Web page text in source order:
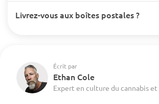
Livrez-vous aux boîtes postales ?
Écrit par
Ethan Cole
Expert en culture du cannabis